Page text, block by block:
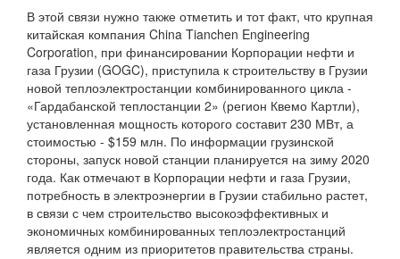
В этой связи нужно также отметить и тот факт, что крупная
китайская компания China Tianchen Engineering
Corporation, при финансировании Корпорации нефти и
газа Грузии (GOGC), приступила к строительству в Грузии
новой теплоэлектростанции комбинированного цикла -
«Гардабанской теплостанции 2» (регион Квемо Картли),
установленная мощность которого составит 230 МВт, а
стоимостью - $159 млн. По информации грузинской
стороны, запуск новой станции планируется на зиму 2020
года. Как отмечают в Корпорации нефти и газа Грузии,
потребность в электроэнергии в Грузии стабильно растет,
в связи с чем строительство высокоэффективных и
экономичных комбинированных теплоэлектростанций
является одним из приоритетов правительства страны.